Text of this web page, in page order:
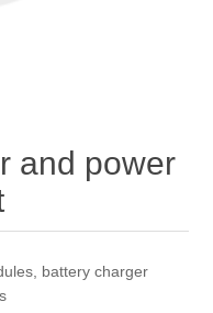
and power
battery charger